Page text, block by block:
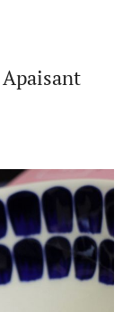
Apaisant